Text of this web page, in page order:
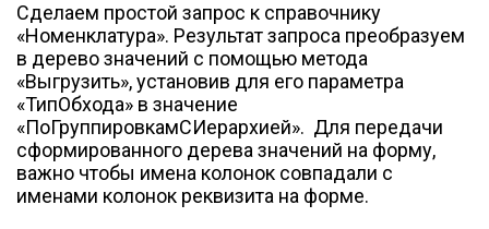
Сделаем простой запрос к справочнику
«Номенклатура». Результат запроса преобразуем
в дерево значений с помощью метода
«Выгрузить», установив для его параметра
«ТипОбхода» в значение
«ПоГруппировкамСИерархией». Для передачи
сформированного дерева значений на форму,
важно чтобы имена колонок совпадали с
именами колонок реквизита на форме.